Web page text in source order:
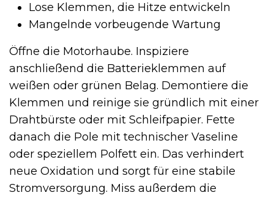
Lose Klemmen, die Hitze entwickeln
Mangelnde vorbeugende Wartung
Öffne die Motorhaube. Inspiziere
anschließend die Batterieklemmen auf
weißen oder grünen Belag. Demontiere die
Klemmen und reinige sie gründlich mit einer
Drahtbürste oder mit Schleifpapier. Fette
danach die Pole mit technischer Vaseline
oder speziellem Polfett ein. Das verhindert
neue Oxidation und sorgt für eine stabile
Stromversorgung. Miss außerdem die